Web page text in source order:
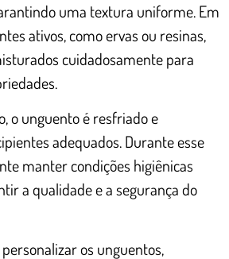
uma textura uniforme. Em
ativos, como ervas ou resinas,
cuidadosamente para
o unguento é resfriado e
adequados. Durante esse
manter condições higiênicas
a qualidade e a segurança do
os unguentos,